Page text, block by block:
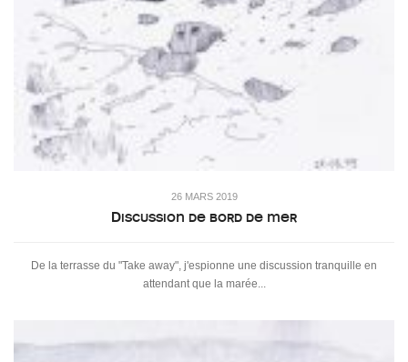
26 MARS 2019
Discussion de bord de mer
De la terrasse du "Take away", j'espionne une discussion tranquille en
attendant que la marée...